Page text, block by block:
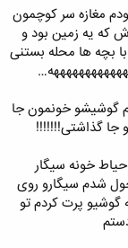
مغازه سر کوچمون
که یه زمین بود و
بچه ها محله بستنی
گوشیشو خونمون جا
جا گذاشتی!!!!!!!
خونه سیگار
شدم سیگارو روی
پرت کردم تو